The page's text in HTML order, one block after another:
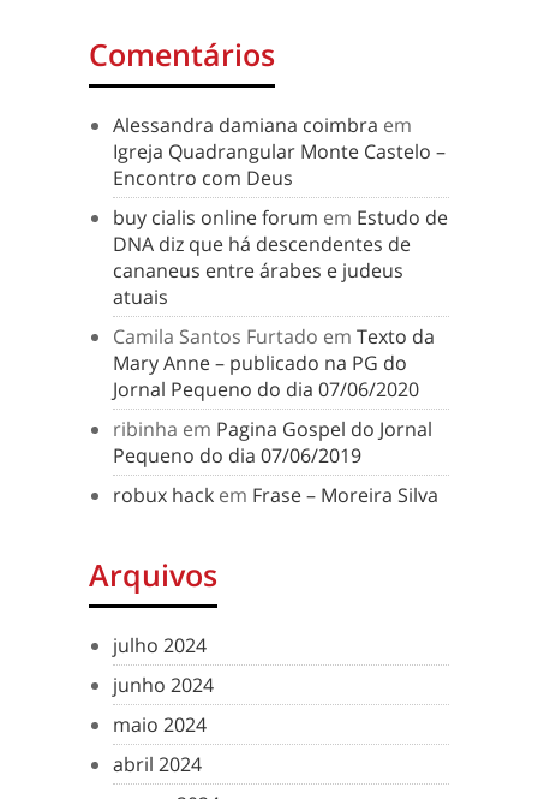
Comentários
Alessandra damiana coimbra em
Igreja Quadrangular Monte Castelo –
Encontro com Deus
buy cialis online forum em Estudo de
DNA diz que há descendentes de
cananeus entre árabes e judeus
atuais
Camila Santos Furtado em Texto da
Mary Anne – publicado na PG do
Jornal Pequeno do dia 07/06/2020
ribinha em Pagina Gospel do Jornal
Pequeno do dia 07/06/2019
robux hack em Frase – Moreira Silva
Arquivos
julho 2024
junho 2024
maio 2024
abril 2024